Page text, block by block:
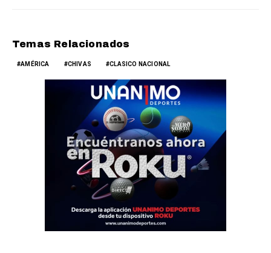
Temas Relacionados
AMÉRICA CHIVAS CLASICO NACIONAL